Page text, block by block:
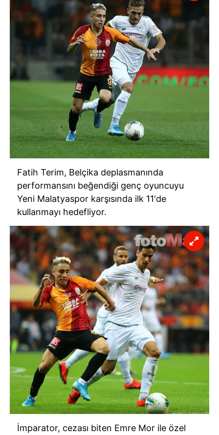
Fatih Terim, Belçika deplasmanında
performansını beğendiği genç oyuncuyu
Yeni Malatyaspor karşısında ilk 11'de
kullanmayı hedefliyor.
İmparator, cezası biten Emre Mor ile özel